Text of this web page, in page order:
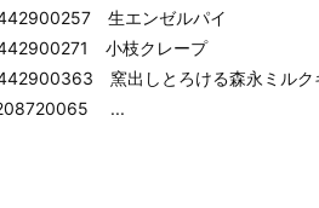
生エンゼルパイ
小枝クレープ
窯出しとろける森永ミルク
...